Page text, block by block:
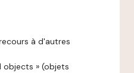
à d'autres
objects » (objets